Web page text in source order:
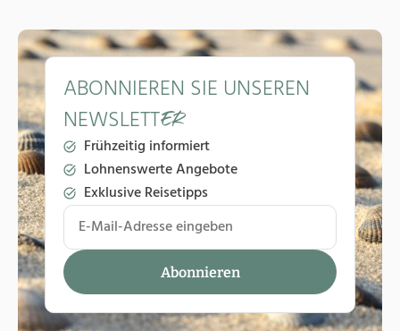
ABONNIEREN SIE UNSEREN
NEWSLETT
Frühzeitig informiert
Lohnenswerte Angebote
Exklusive Reisetipps